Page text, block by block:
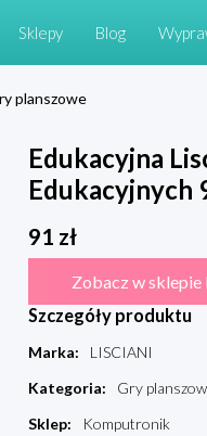
Sklepy Blog
planszowe
Edukacyjna
Edukacyjnych
91 zł
Zobacz w
Szczegóły produktu
Marka:
LISCIANI
Kategoria:
Gry
Sklep:
Komputronik